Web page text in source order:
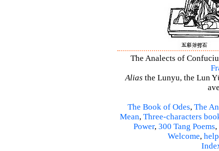
The Analects of
Alias the Lunyu, the Lun
The Book of Odes, The
Mean, Three-characters
Power, 300 Tang Poems,
Welcome, help